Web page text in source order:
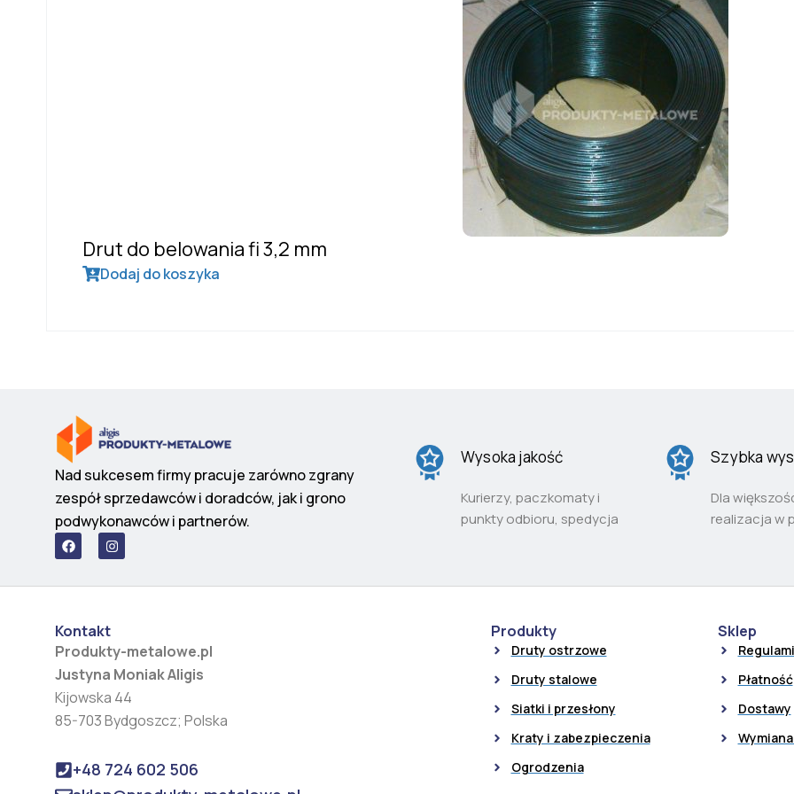
Drut do belowania fi 3,2 mm
Dodaj do koszyka
Nad sukcesem firmy pracuje zarówno zgrany
zespół sprzedawców i doradców, jak i grono
podwykonawców i partnerów.
F
a
c
b
k
I
n
s
a
a
m
Wysoka jakość
Kurierzy, paczkomaty i
punkty odbioru, spedycja
Szybka
Dla
realizacja w
Kontakt
Produkty-metalowe.pl
Justyna Moniak Aligis
Kijowska 44
85-703 Bydgoszcz; Polska
+48 724 602 506
Produkty
Druty ostrzowe
Druty stalowe
Siatki i przesłony
Kraty i zabezpieczenia
Ogrodzenia
Sklep
Płatność
Dostawy